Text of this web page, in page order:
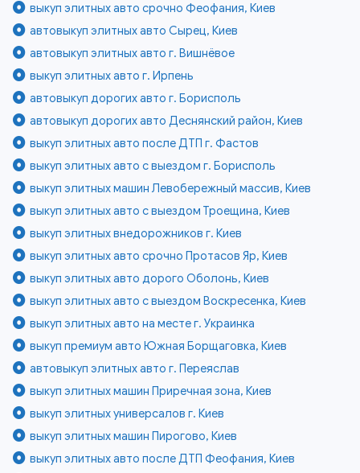
выкуп элитных авто срочно Феофания, Киев
автовыкуп элитных авто Сырец, Киев
автовыкуп элитных авто г. Вишнёвое
выкуп элитных авто г. Ирпень
автовыкуп дорогих авто г. Борисполь
автовыкуп дорогих авто Деснянский район, Киев
выкуп элитных авто после ДТП г. Фастов
выкуп элитных авто с выездом г. Борисполь
выкуп элитных машин Левобережный массив, Киев
выкуп элитных авто с выездом Троещина, Киев
выкуп элитных внедорожников г. Киев
выкуп элитных авто срочно Протасов Яр, Киев
выкуп элитных авто дорого Оболонь, Киев
выкуп элитных авто с выездом Воскресенка, Киев
выкуп элитных авто на месте г. Украинка
выкуп премиум авто Южная Борщаговка, Киев
автовыкуп элитных авто г. Переяслав
выкуп элитных машин Приречная зона, Киев
выкуп элитных универсалов г. Киев
выкуп элитных машин Пирогово, Киев
выкуп элитных авто после ДТП Феофания, Киев